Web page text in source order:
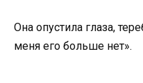
Она опустила глаза,
меня его больше нет».